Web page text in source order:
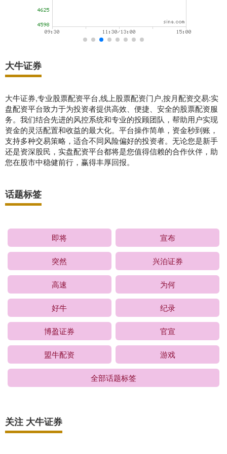
大牛证券
大牛证券,专业股票配资平台,线上股票配资门户,按月配资交易:实
盘配资平台致力于为投资者提供高效、便捷、安全的股票配资服
务。我们结合先进的风控系统和专业的投顾团队，帮助用户实现
资金的灵活配置和收益的最大化。平台操作简单，资金秒到账，
支持多种交易策略，适合不同风险偏好的投资者。无论您是新手
还是资深股民，实盘配资平台都将是您值得信赖的合作伙伴，助
您在股市中稳健前行，赢得丰厚回报。
话题标签
即将 宣布
突然 兴泊证券
高速 为何
好牛 纪录
博盈证券 官宣
盟牛配资 游戏
全部话题标签
关注 大牛证券